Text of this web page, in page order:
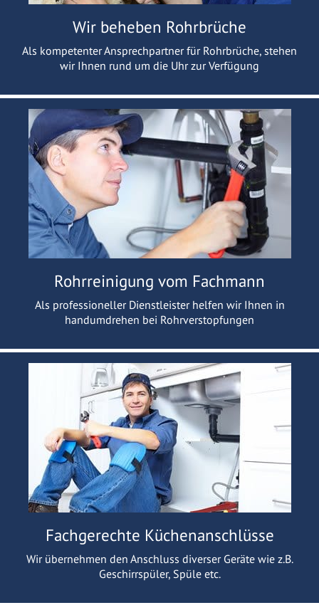
Wir beheben Rohrbrüche
Als kompetenter Ansprechpartner für Rohrbrüche, stehen
wir Ihnen rund um die Uhr zur Verfügung
Rohrreinigung vom Fachmann
Als professioneller Dienstleister helfen wir Ihnen in
handumdrehen bei Rohrverstopfungen
Fachgerechte Küchenanschlüsse
Wir übernehmen den Anschluss diverser Geräte wie z.B.
Geschirrspüler, Spüle etc.